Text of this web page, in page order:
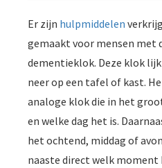
Er zijn hulpmiddelen
gemaakt voor mensen met
dementieklok. Deze klok
neer op een tafel of kast.
analoge klok die in het
en welke dag het is.
het ochtend, middag of
naaste direct welk moment